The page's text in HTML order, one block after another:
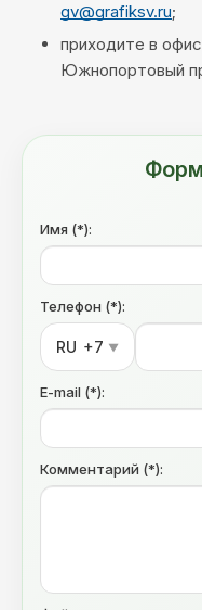
gv@grafiksv.ru;
приходите в
Южнопортовый
Имя (*):
Телефон (*):
RU +7 ▼
E-mail (*):
Комментарий (*):